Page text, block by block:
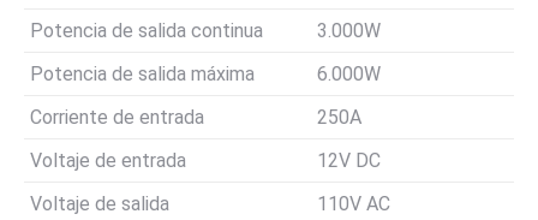
Potencia de salida continua
3.000W
Potencia de salida máxima
6.000W
Corriente de entrada
250A
Voltaje de entrada
12V DC
Voltaje de salida
110V AC